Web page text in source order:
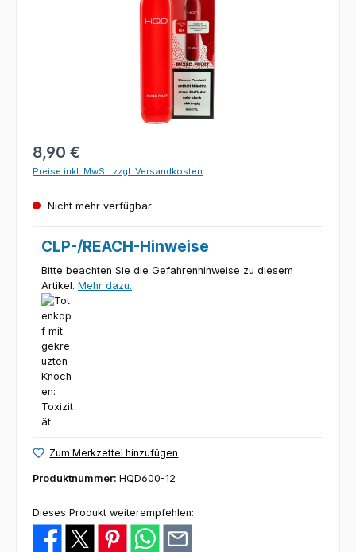
Regulärer Preis:
8,90 €
Preise inkl. MwSt. zzgl. Versandkosten
Nicht mehr verfügbar
CLP-/REACH-Hinweise
Bitte beachten Sie die Gefahrenhinweise zu diesem
Artikel. Mehr dazu.
Zum Merkzettel hinzufügen
Produktnummer: HQD600-12
Dieses Produkt weiterempfehlen: